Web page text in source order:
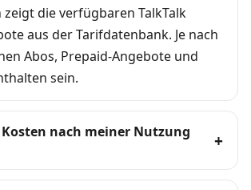
zeigt die verfügbaren TalkTalk
aus der Tarifdatenbank. Je nach
Abos, Prepaid-Angebote und
sein.
nach meiner Nutzung